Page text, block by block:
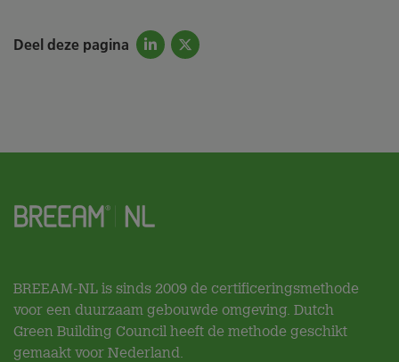
Deel deze pagina
BREEAM-NL is sinds 2009 de certificeringsmethode
voor een duurzaam gebouwde omgeving. Dutch
Green Building Council heeft de methode geschikt
gemaakt voor Nederland.